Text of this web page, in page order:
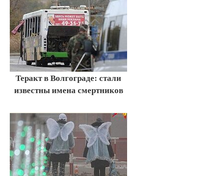
Теракт в Волгограде: стали
известны имена смертников